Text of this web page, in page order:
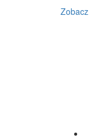
Zobacz